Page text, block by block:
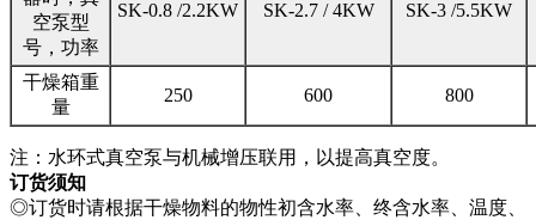
空泵型
号，功率
SK-0.8 /2.2KW SK-2.7 / 4KW SK-3 /5.5KW
干燥箱重
量
250 600 800
注：水环式真空泵与机械增压联用，以提高真空度。
订货须知
◎订货时请根据干燥物料的物性初含水率、终含水率、温度、